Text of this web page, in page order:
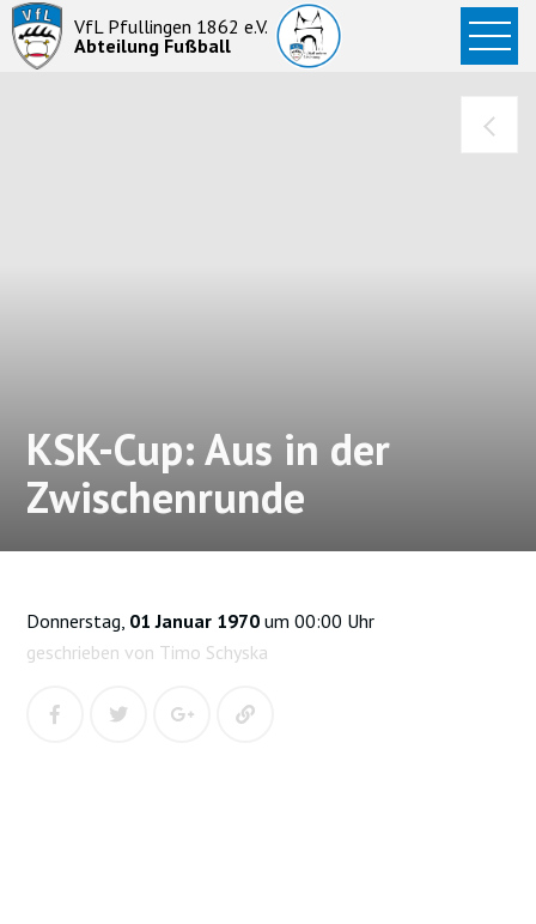
VfL Pfullingen 1862 e.V.
Abteilung Fußball
Startseite
News
KSK-Cup: Aus in der
Zwischenrunde
Donnerstag, 01 Januar 1970 um 00:00 Uhr
geschrieben von Timo Schyska